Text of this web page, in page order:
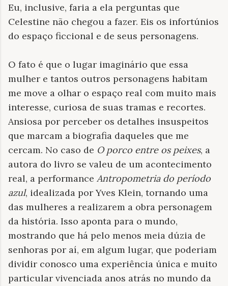
Eu, inclusive, faria a ela perguntas que
Celestine não chegou a fazer. Eis os infortúnios
do espaço ficcional e de seus personagens.
O fato é que o lugar imaginário que essa
mulher e tantos outros personagens habitam
me move a olhar o espaço real com muito mais
interesse, curiosa de suas tramas e recortes.
Ansiosa por perceber os detalhes insuspeitos
que marcam a biografia daqueles que me
cercam. No caso de O porco entre os peixes, a
autora do livro se valeu de um acontecimento
real, a performance Antropometria do período
azul, idealizada por Yves Klein, tornando uma
das mulheres a realizarem a obra personagem
da história. Isso aponta para o mundo,
mostrando que há pelo menos meia dúzia de
senhoras por aí, em algum lugar, que poderiam
dividir conosco uma experiência única e muito
particular vivenciada anos atrás no mundo da